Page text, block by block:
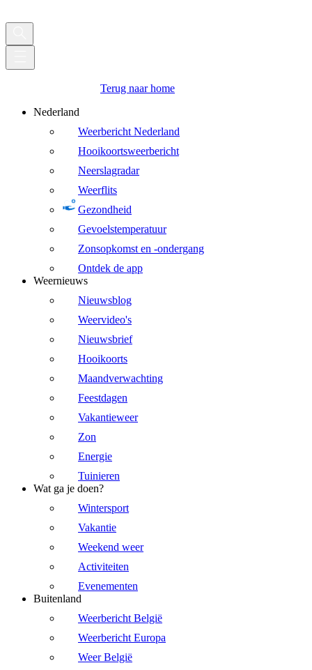
Terug naar home
Nederland
Weerbericht Nederland
Hooikoortsweerbericht
Neerslagradar
Weerflits
Gezondheid
Gevoelstemperatuur
Zonsopkomst en -ondergang
Ontdek de app
Weernieuws
Nieuwsblog
Weervideo's
Nieuwsbrief
Hooikoorts
Maandverwachting
Feestdagen
Vakantieweer
Zon
Energie
Tuinieren
Wat ga je doen?
Wintersport
Vakantie
Weekend weer
Activiteiten
Evenementen
Buitenland
Weerbericht België
Weerbericht Europa
Weer België